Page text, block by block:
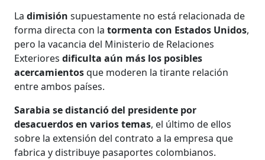
Ladimisiónsupuestamente no está relacionada de
forma directa con latormenta con Estados Unidos,
pero la vacancia del Ministerio de Relaciones
Exterioresdificulta aún más los posibles
acercamientosque moderen la tirante relación
entre ambos países.
Sarabia se distanció del presidente por
desacuerdos en varios temas, el último de ellos
sobre la extensión del contrato a la empresa que
fabrica y distribuye pasaportes colombianos.